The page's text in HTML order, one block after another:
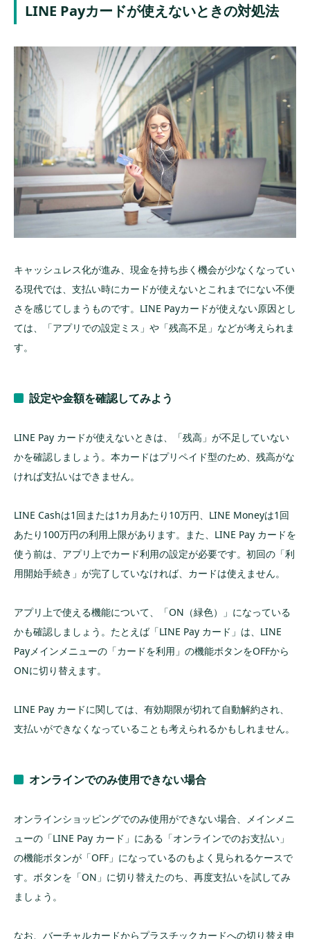
LINE Payカードが使えないときの対処法
キャッシュレス化が進み、現金を持ち歩く機会が少なくなってい
る現代では、支払い時にカードが使えないとこれまでにない不便
さを感じてしまうものです。LINE Payカードが使えない原因とし
ては、「アプリでの設定ミス」や「残高不足」などが考えられま
す。
設定や金額を確認してみよう
LINE Pay カードが使えないときは、「残高」が不足していない
かを確認しましょう。本カードはプリペイド型のため、残高がな
ければ支払いはできません。
LINE Cashは1回または1カ月あたり10万円、LINE Moneyは1回
あたり100万円の利用上限があります。また、LINE Pay カードを
使う前は、アプリ上でカード利用の設定が必要です。初回の「利
用開始手続き」が完了していなければ、カードは使えません。
アプリ上で使える機能について、「ON（緑色）」になっている
かも確認しましょう。たとえば「LINE Pay カード」は、LINE
Payメインメニューの「カードを利用」の機能ボタンをOFFから
ONに切り替えます。
LINE Pay カードに関しては、有効期限が切れて自動解約され、
支払いができなくなっていることも考えられるかもしれません。
オンラインでのみ使用できない場合
オンラインショッピングでのみ使用ができない場合、メインメニ
ューの「LINE Pay カード」にある「オンラインでのお支払い」
の機能ボタンが「OFF」になっているのもよく見られるケースで
す。ボタンを「ON」に切り替えたのち、再度支払いを試してみ
ましょう。
なお、バーチャルカードからプラスチックカードへの切り替え申